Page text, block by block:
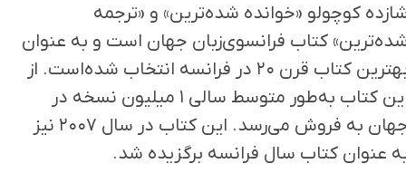
کوچولو «خوانده شده‌ترین» و «ترجمه
کتاب فرانسوی‌زبان جهان است و به عنوان
بهترین کتاب قرن ۲۰ در فرانسه انتخاب شده‌است. از
این کتاب به‌طور متوسط سالی ۱ میلیون نسخه در
جهان به فروش می‌رسد. این کتاب در سال ۲۰۰۷ نیز
عنوان کتاب سال فرانسه برگزیده شد.